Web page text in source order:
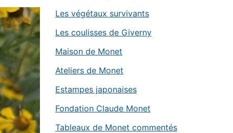
Les végétaux survivants
Les coulisses de Giverny
Maison de Monet
Ateliers de Monet
Estampes japonaises
Fondation Claude Monet
Tableaux de Monet commentés